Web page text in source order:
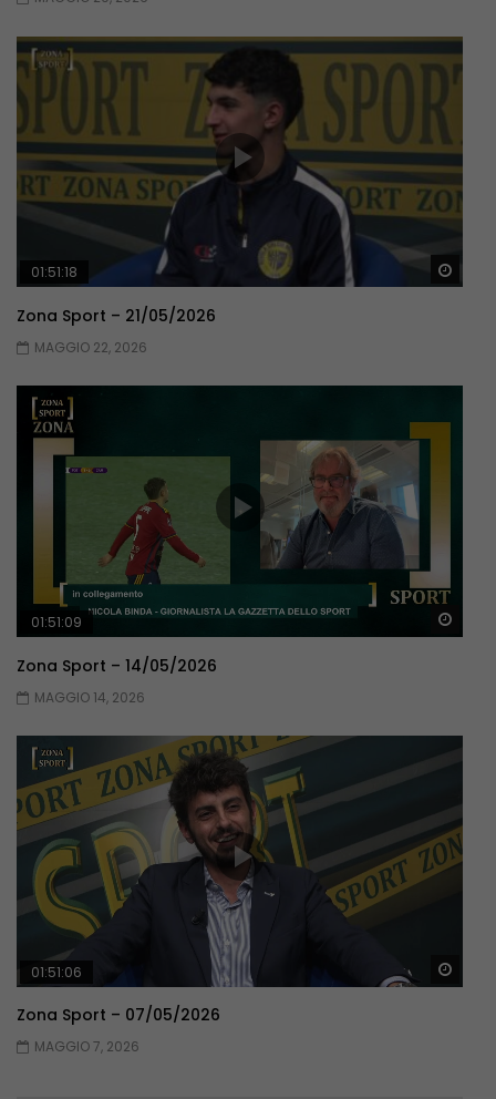
01:51:18
Zona Sport – 21/05/2026
MAGGIO 22, 2026
01:51:09
Zona Sport – 14/05/2026
MAGGIO 14, 2026
01:51:06
Zona Sport – 07/05/2026
MAGGIO 7, 2026